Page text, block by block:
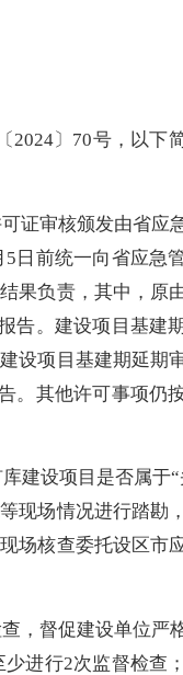
2024〕70号，以下
证审核颁发由省应
5日前统一向省应急
果负责， 其中，原
告。建设项目基建
设项目基建期延期
。其他许可事项仍
建设项目是否属于
现场情况进行踏勘
场核查委托设区市
，督促建设单位严
少进行2次监督检查